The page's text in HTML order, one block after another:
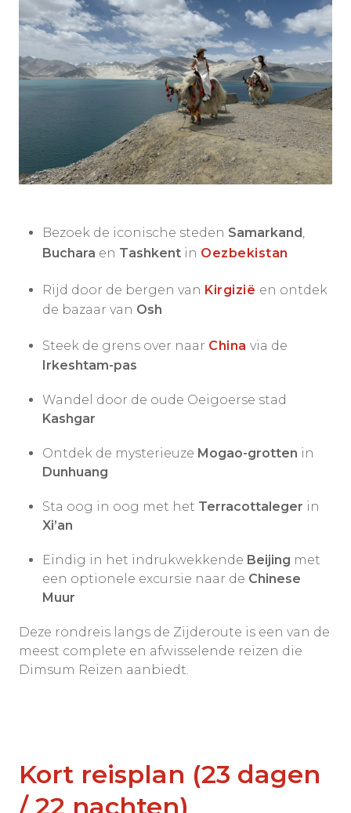
Bezoek de iconische steden Samarkand,
Buchara en Tashkent in Oezbekistan
Rijd door de bergen van Kirgizië en ontdek
de bazaar van Osh
Steek de grens over naar China via de
Irkeshtam-pas
Wandel door de oude Oeigoerse stad
Kashgar
Ontdek de mysterieuze Mogao-grotten in
Dunhuang
Sta oog in oog met het Terracottaleger in
Xi’an
Eindig in het indrukwekkende Beijing met
een optionele excursie naar de Chinese
Muur
Deze rondreis langs de Zijderoute is een van de
meest complete en afwisselende reizen die
Dimsum Reizen aanbiedt.
Kort reisplan (23 dagen
/ 22 nachten)